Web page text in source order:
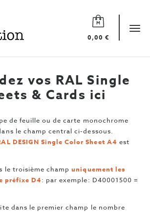
0,00 €
vos RAL Single
& Cards ici
de feuille ou de carte monochrome
le champ central ci-dessous.
DESIGN Single Color Sheet A4 est
le troisième champuniquement les
préfixe D4: par exemple: D40001500 =
dans le premier champ le nombre